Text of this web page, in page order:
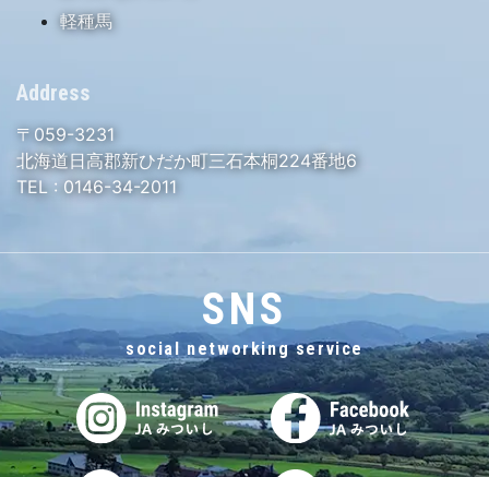
軽種馬
Address
〒059-3231
北海道日高郡新ひだか町三石本桐224番地6
TEL : 0146-34-2011
SNS
social networking service